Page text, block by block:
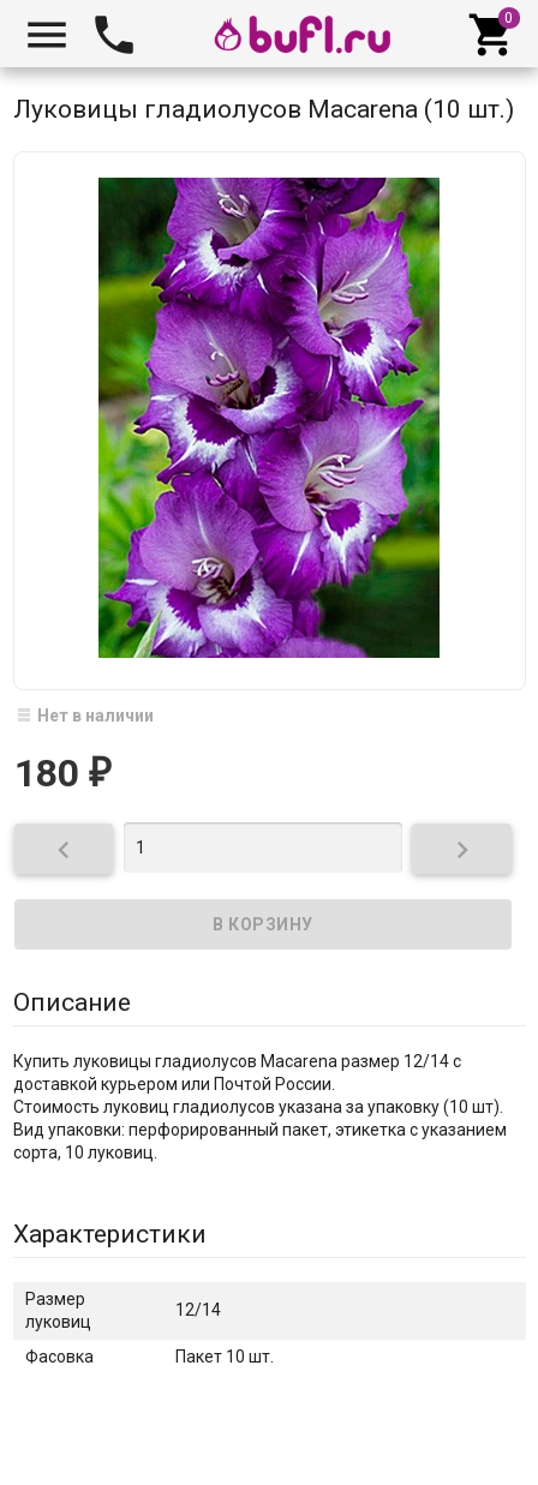
  
Луковицы гладиолусов Macarena (10 шт.)
Нет в наличии
180 ₽
 
Описание
Купить луковицы гладиолусов Macarena размер 12/14 с
доставкой курьером или Почтой России.
Стоимость луковиц гладиолусов указана за упаковку (10 шт).
Вид упаковки: перфорированный пакет, этикетка с указанием
сорта, 10 луковиц.
Характеристики
Размер
луковиц
12/14
Фасовка Пакет 10 шт.